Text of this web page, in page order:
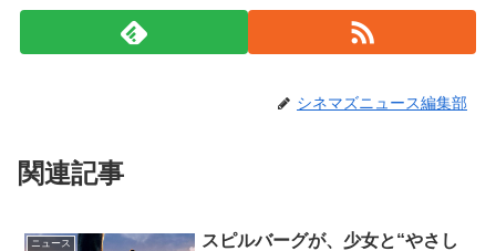
シネマズニュース編集部
関連記事
ニュース
スピルバーグが、少女と“やさし